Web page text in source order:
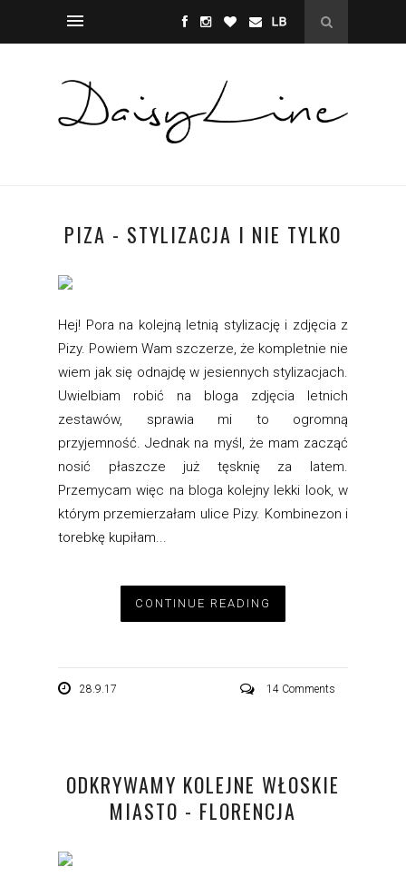
PIZA - STYLIZACJA I NIE TYLKO
Hej! Pora na kolejną letnią stylizację i zdjęcia z
Pizy. Powiem Wam szczerze, że kompletnie nie
wiem jak się odnajdę w jesiennych stylizacjach.
Uwielbiam robić na bloga zdjęcia letnich
zestawów, sprawia mi to ogromną
przyjemność. Jednak na myśl, że mam zacząć
nosić płaszcze już tęsknię za latem.
Przemycam więc na bloga kolejny lekki look, w
którym przemierzałam ulice Pizy. Kombinezon i
torebkę kupiłam...
CONTINUE READING
28.9.17 14 Comments
ODKRYWAMY KOLEJNE WŁOSKIE
MIASTO - FLORENCJA